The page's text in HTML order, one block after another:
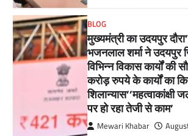
BLOG
मुख्यमंत्री ने उदयपुर में शहरी
का किया निरीक्षणसेवा
अंतिम व्यक्ति तक पहुंच रही
सरकारआमजन शिविरों
लाभ, लोगों की समस्याओं
समाधान, अधिकारी नहीं
Mewari Khabar June